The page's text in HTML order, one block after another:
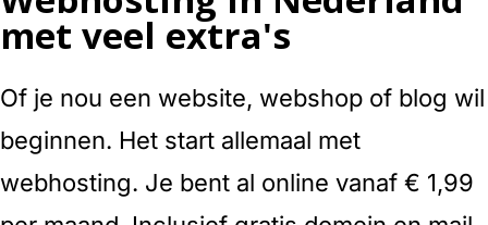
met veel extra's
Of je nou een website, webshop of blog wil
beginnen. Het start allemaal met
webhosting. Je bent al online vanaf € 1,99